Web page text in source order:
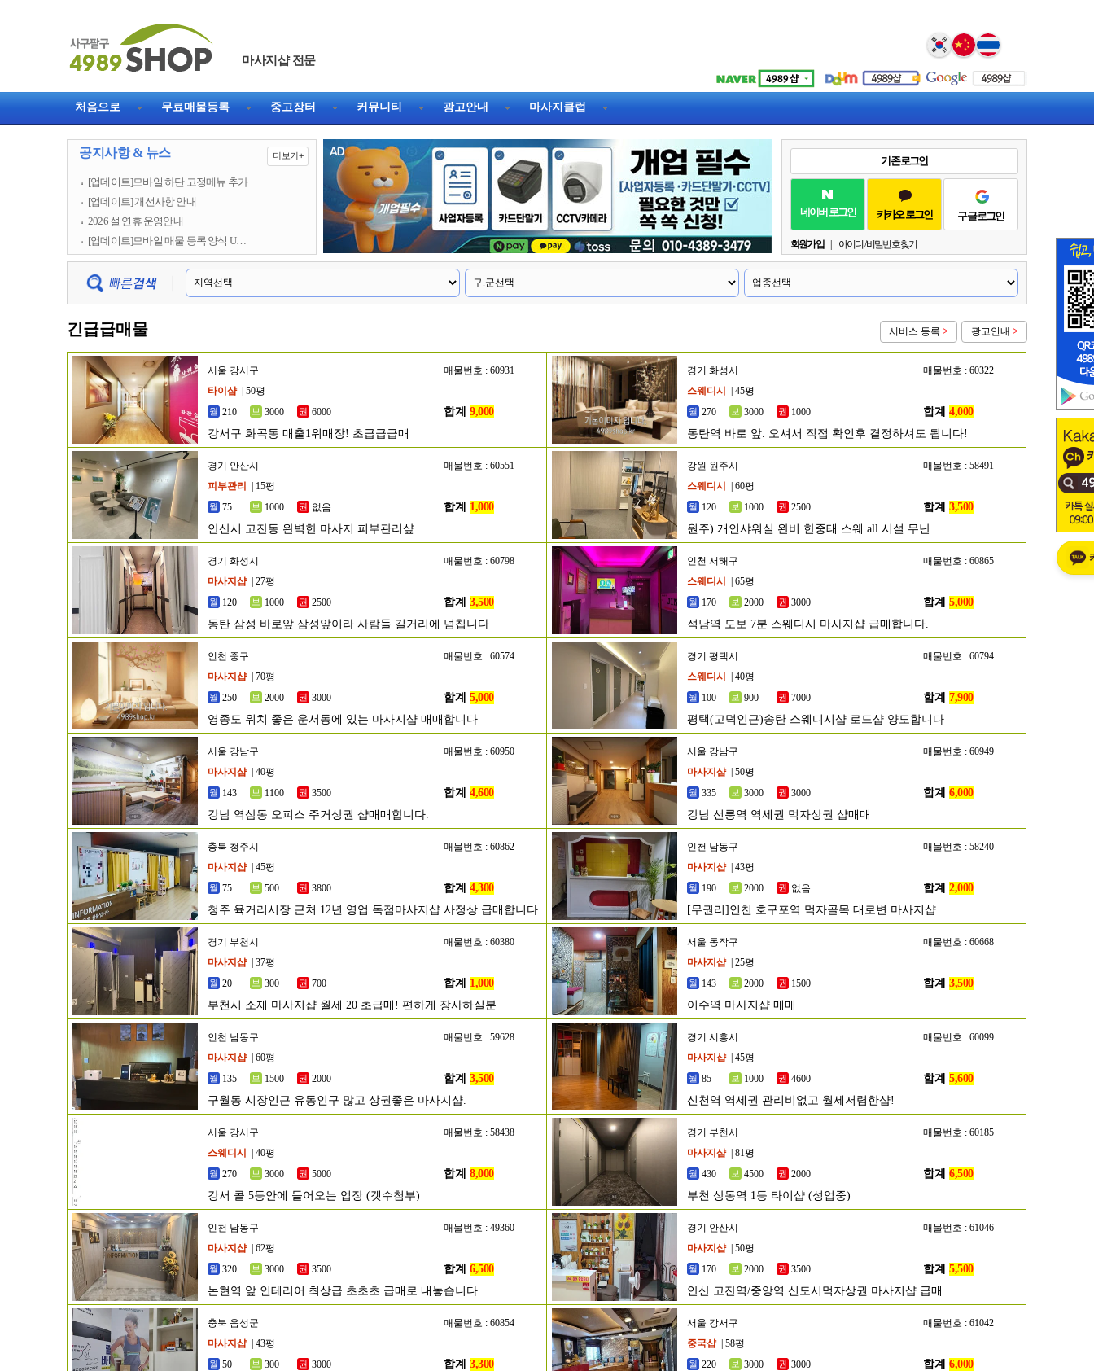
Select Language ▼
마사지샵 전문
처음으로 무료매물등록 중고장터 커뮤니티 광고안내 마사지클럽
공지사항 & 뉴스 더보기+
[업데이트]모바일 하단 고정메뉴 추가
[업데이트] 개선사항 안내
2026 설 연휴 운영안내
[업데이트]모바일 매물 등록 양식 U…
기존 로그인
네이버 로그인 카카오 로그인 구글 로그인
회원가입 아이디 / 비밀번호 찾기
긴급급매물 광고안내 >
서비스 등록 >
서울 강서구
매물번호 : 60931
타이샵
| 50평
210
3000 6000 합계 9,000
강서구 화곡동 매출1위매장! 초급급급매
경기 화성시
매물번호 : 60322
스웨디시
| 45평
270
3000 1000 합계 4,000
동탄역 바로 앞. 오셔서 직접 확인후 결정하셔도 됩니다!
경기 안산시
매물번호 : 60551
피부관리
| 15평
75
1000 없음 합계 1,000
안산시 고잔동 완벽한 마사지 피부관리샾
강원 원주시
매물번호 : 58491
스웨디시
| 60평
120
1000 2500 합계 3,500
원주) 개인샤워실 완비 한중태 스웨 all 시설 무난
경기 화성시
매물번호 : 60798
마사지샵
| 27평
120
1000 2500 합계 3,500
동탄 삼성 바로앞 삼성앞이라 사람들 길거리에 넘칩니다
인천 서해구
매물번호 : 60865
스웨디시
| 65평
170
2000 3000 합계 5,000
석남역 도보 7분 스웨디시 마사지샵 급매합니다.
인천 중구
매물번호 : 60574
마사지샵
| 70평
250
2000 3000 합계 5,000
영종도 위치 좋은 운서동에 있는 마사지샵 매매합니다
경기 평택시
매물번호 : 60794
스웨디시
| 40평
100
900 7000 합계 7,900
평택(고덕인근)송탄 스웨디시샵 로드샵 양도합니다
서울 강남구
매물번호 : 60950
마사지샵
| 40평
143
1100 3500 합계 4,600
강남 역삼동 오피스 주거상권 샵매매합니다.
서울 강남구
매물번호 : 60949
마사지샵
| 50평
335
3000 3000 합계 6,000
강남 선릉역 역세권 먹자상권 샵매매
충북 청주시
매물번호 : 60862
마사지샵
| 45평
75
500 3800 합계 4,300
청주 육거리시장 근처 12년 영업 독점마사지샵 사정상 급매합니다.
인천 남동구
매물번호 : 58240
마사지샵
| 43평
190
2000 없음 합계 2,000
[무권리]인천 호구포역 먹자골목 대로변 마사지샵.
경기 부천시
매물번호 : 60380
마사지샵
| 37평
20
300 700 합계 1,000
부천시 소재 마사지샵 월세 20 초급매! 편하게 장사하실분
서울 동작구
매물번호 : 60668
마사지샵
| 25평
143
2000 1500 합계 3,500
이수역 마사지샵 매매
인천 남동구
매물번호 : 59628
마사지샵
| 60평
135
1500 2000 합계 3,500
구월동 시장인근 유동인구 많고 상권좋은 마사지샵.
경기 시흥시
매물번호 : 60099
마사지샵
| 45평
85
1000 4600 합계 5,600
신천역 역세권 관리비없고 월세저렴한샵!
서울 강서구
매물번호 : 58438
스웨디시
| 40평
270
3000 5000 합계 8,000
강서 콜 5등안에 들어오는 업장 (갯수첨부)
경기 부천시
매물번호 : 60185
마사지샵
| 81평
430
4500 2000 합계 6,500
부천 상동역 1등 타이샵 (성업중)
인천 남동구
매물번호 : 49360
마사지샵
| 62평
320
3000 3500 합계 6,500
논현역 앞 인테리어 최상급 초초초 급매로 내놓습니다.
경기 안산시
매물번호 : 61046
마사지샵
| 50평
170
2000 3500 합계 5,500
안산 고잔역/중앙역 신도시먹자상권 마사지샵 급매
충북 음성군
매물번호 : 60854
마사지샵
| 43평
50
300 3000 합계 3,300
서울 강서구
매물번호 : 61042
중국샵
| 58평
220
3000 3000 합계 6,000